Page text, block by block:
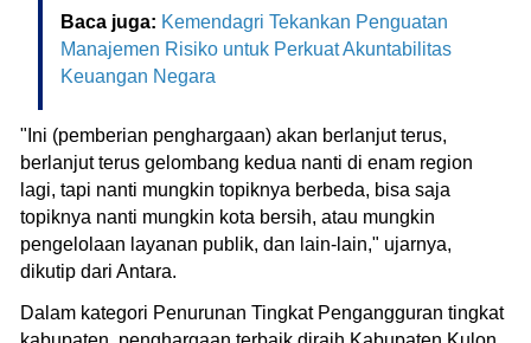
Baca juga: Kemendagri Tekankan Penguatan
Manajemen Risiko untuk Perkuat Akuntabilitas
Keuangan Negara
"Ini (pemberian penghargaan) akan berlanjut terus,
berlanjut terus gelombang kedua nanti di enam region
lagi, tapi nanti mungkin topiknya berbeda, bisa saja
topiknya nanti mungkin kota bersih, atau mungkin
pengelolaan layanan publik, dan lain-lain," ujarnya,
dikutip dari Antara.
Dalam kategori Penurunan Tingkat Pengangguran tingkat